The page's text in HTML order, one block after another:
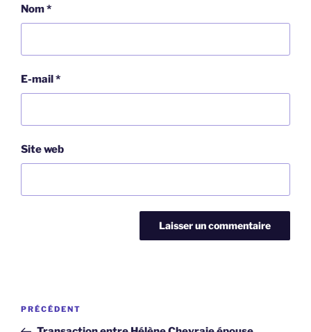
Nom*
E-mail *
Site web
Navigation
Article
précédent
PRÉCÉDENT